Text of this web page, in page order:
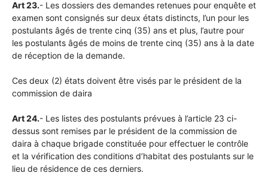
Art 23.- Les dossiers des demandes retenues pour enquête et
examen sont consignés sur deux états distincts, l’un pour les
postulants âgés de trente cinq (35) ans et plus, l’autre pour
les postulants âgés de moins de trente cinq (35) ans à la date
de réception de la demande.
Ces deux (2) états doivent être visés par le président de la
commission de daira
Art 24.- Les listes des postulants prévues à l’article 23 ci-
dessus sont remises par le président de la commission de
daira à chaque brigade constituée pour effectuer le contrôle
et la vérification des conditions d’habitat des postulants sur le
lieu de résidence de ces derniers.